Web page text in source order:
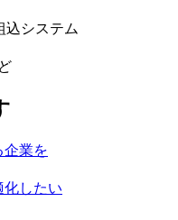
込システム
企業を
化したい